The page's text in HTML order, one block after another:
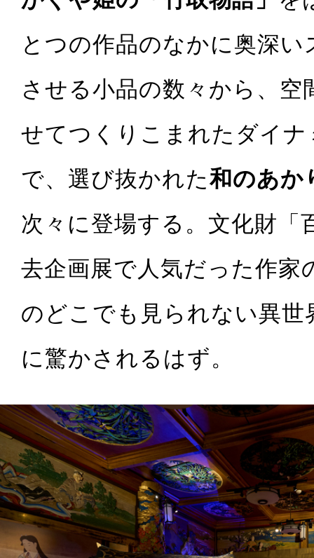
とつの作品のなかに奥深
させる小品の数々から、
せてつくりこまれたダイ
で、選び抜かれた和のあか
次々に登場する。文化財「
去企画展で人気だった作家
のどこでも見られない異
に驚かされるはず。